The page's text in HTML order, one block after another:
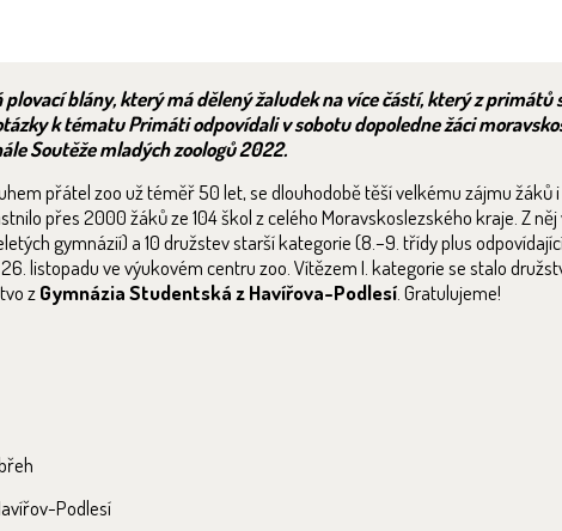
blány, který má dělený žaludek na více částí, který z primátů
k tématu Primáti odpovídali v sobotu dopoledne žáci
Soutěže mladých zoologů 2022.
přátel zoo už téměř 50 let, se dlouhodobě těší velkému zájmu žáků
přes 2000 žáků ze 104 škol z celého Moravskoslezského kraje. Z
gymnázií) a 10 družstev starší kategorie (8.–9. třídy plus
listopadu ve výukovém centru zoo. Vítězem I. kategorie se stalo
zGymnázia Studentská z Havířova-Podlesí . Gratulujeme!
Podlesí